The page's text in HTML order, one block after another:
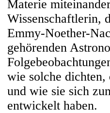
Materie
Wissenschaftlerin,
Emmy-Noether-
gehörenden
wie solche dichten,
und wie sie sich
entwickelt haben.